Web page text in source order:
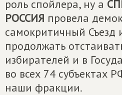
роль спойлера, ну а
РОССИЯ провела
самокритичный Съезд
продолжать
избирателей и в
во всех 74 субъектах
наши фракции.